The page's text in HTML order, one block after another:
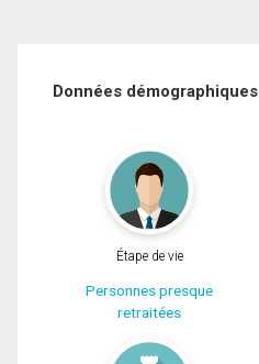
Données démographiques
Étape de vie
Personnes presque
retraitées